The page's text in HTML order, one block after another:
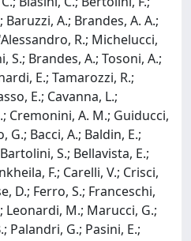
A.; Brandes, A. A.;
R.; Michelucci,
S.; Brandes, A.; Tosoni, A.;
E.; Tamarozzi, R.;
E.; Cavanna, L.;
Cremonini, A. M.; Guiducci,
G.; Bacci, A.; Baldin, E.;
S.; Bellavista, E.;
F.; Carelli, V.; Crisci,
D.; Ferro, S.; Franceschi,
Leonardi, M.; Marucci, G.;
Palandri, G.; Pasini, E.;